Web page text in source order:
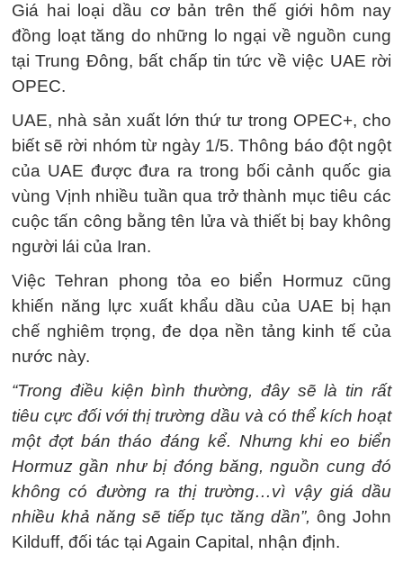
Giá hai loại dầu cơ bản trên thế giới hôm nay
đồng loạt tăng do những lo ngại về nguồn cung
tại Trung Đông, bất chấp tin tức về việc UAE rời
OPEC.
UAE, nhà sản xuất lớn thứ tư trong OPEC+, cho
biết sẽ rời nhóm từ ngày 1/5. Thông báo đột ngột
của UAE được đưa ra trong bối cảnh quốc gia
vùng Vịnh nhiều tuần qua trở thành mục tiêu các
cuộc tấn công bằng tên lửa và thiết bị bay không
người lái của Iran.
Việc Tehran phong tỏa eo biển Hormuz cũng
khiến năng lực xuất khẩu dầu của UAE bị hạn
chế nghiêm trọng, đe dọa nền tảng kinh tế của
nước này.
“Trong điều kiện bình thường, đây sẽ là tin rất
tiêu cực đối với thị trường dầu và có thể kích hoạt
một đợt bán tháo đáng kể. Nhưng khi eo biển
Hormuz gần như bị đóng băng, nguồn cung đó
không có đường ra thị trường…vì vậy giá dầu
nhiều khả năng sẽ tiếp tục tăng dần”, ông John
Kilduff, đối tác tại Again Capital, nhận định.